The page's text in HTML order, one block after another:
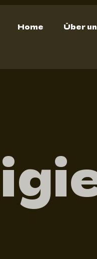
Home Über